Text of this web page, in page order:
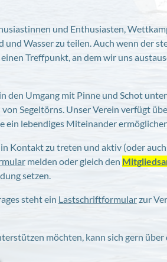
und Enthusiasten,
Wasser zu teilen. Auch wenn der
Treffpunkt, an dem wir uns
den Umgang mit Pinne und Schot
Segeltörns. Unser Verein verfügt
ein lebendiges Miteinander
Kontakt zu treten und aktiv (oder
melden oder gleich den
setzen.
steht ein Lastschriftformularzur
möchten, kann sich gern über